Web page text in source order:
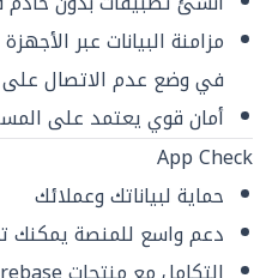
مزامنة البيانات عبر
في وضع عدم الاتصال
أمان قوي يعتمد على
App Check
حماية لبياناتك وعملائك
دعم واسع للمنصة يمكنك